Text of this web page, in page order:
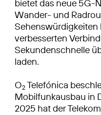
bietet das neue 5G-
Wander- und
Sehenswürdigkeiten
verbesserten
Sekundenschnelle
laden.
O2Telefónica
Mobilfunkausbau in
2025 hat der